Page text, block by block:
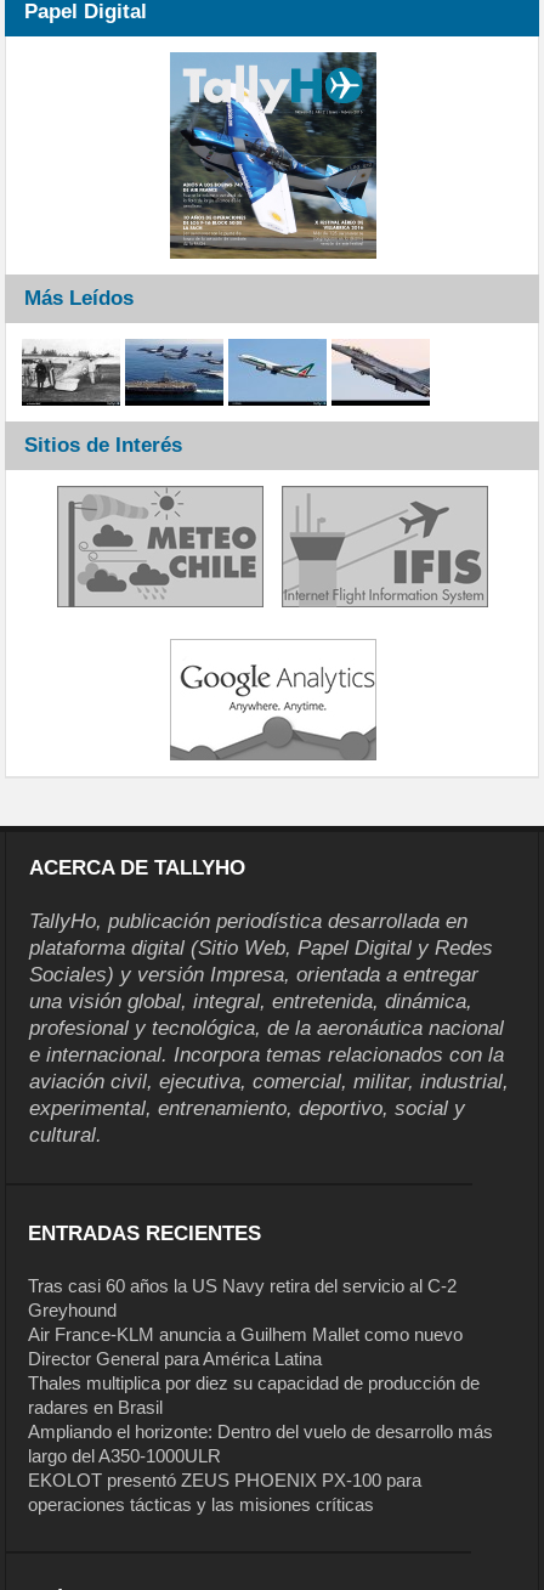
Papel Digital
Más Leídos
Sitios de Interés
ACERCA DE TALLYHO
TallyHo, publicación periodística desarrollada en
plataforma digital (Sitio Web, Papel Digital y Redes
Sociales) y versión Impresa, orientada a entregar
una visión global, integral, entretenida, dinámica,
profesional y tecnológica, de la aeronáutica nacional
e internacional. Incorpora temas relacionados con la
aviación civil, ejecutiva, comercial, militar, industrial,
experimental, entrenamiento, deportivo, social y
cultural.
ENTRADAS RECIENTES
Tras casi 60 años la US Navy retira del servicio al C-2
Greyhound
Air France-KLM anuncia a Guilhem Mallet como nuevo
Director General para América Latina
Thales multiplica por diez su capacidad de producción de
radares en Brasil
Ampliando el horizonte: Dentro del vuelo de desarrollo más
largo del A350-1000ULR
EKOLOT presentó ZEUS PHOENIX PX-100 para
operaciones tácticas y las misiones críticas